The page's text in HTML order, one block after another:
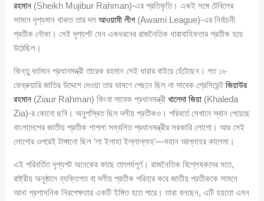
রহমান (Sheikh Mujibur Rahman)-এর প্রতিকৃতি। একই সঙ্গে টেবিলের
সামনে দৃশ্যমান থাকত তার দলআওয়ামী লীগ (Awami League)-এর নির্বাচনী
প্রতীক নৌকা। সেই দৃশ্যপট যেন একধরনের রাজনৈতিক ধারাবাহিকতার প্রতীক হয়ে
উঠেছিল।
কিন্তু বর্তমান প্রধানমন্ত্রী তারেক রহমান সেই ধারার বাইরে হেঁটেছেন। গত ১৮
ফেব্রুয়ারি জাতির উদ্দেশে দেওয়া তার ভাষণে পেছনে ছিল না সাবেক প্রেসিডেন্টজিয়াউর
রহমান (Ziaur Rahman) কিংবা সাবেক প্রধানমন্ত্রীখালেদা জিয়া (Khaleda
Zia)-র কোনো ছবি। অনুপস্থিত ছিল দলীয় প্রতীকও। পরিবর্তে সেখানে স্থান পেয়েছে
বাংলাদেশের জাতীয় প্রতীক শাপলা সম্বলিত প্রধানমন্ত্রীর সরকারি লোগো। আর সেই
লোগোর ওপরেই টাঙ্গানো ছিল ‘লা ইলাহা ইল্লাল্লাহ’—মহান আল্লাহর কালেমা।
এই পরিবর্তিত দৃশ্যপট অনেকের কাছে তাৎপর্যপূর্ণ। রাজনৈতিক বিশ্লেষকদের মতে,
রাষ্ট্রীয় অনুষ্ঠানে ব্যক্তিগত বা দলীয় প্রতীক পরিহার করে জাতীয় প্রতীককে সামনে
আনা প্রশাসনিক নিরপেক্ষতার একটি ইঙ্গিত হতে পারে। তারা বলছেন, এটি হয়তো এমন